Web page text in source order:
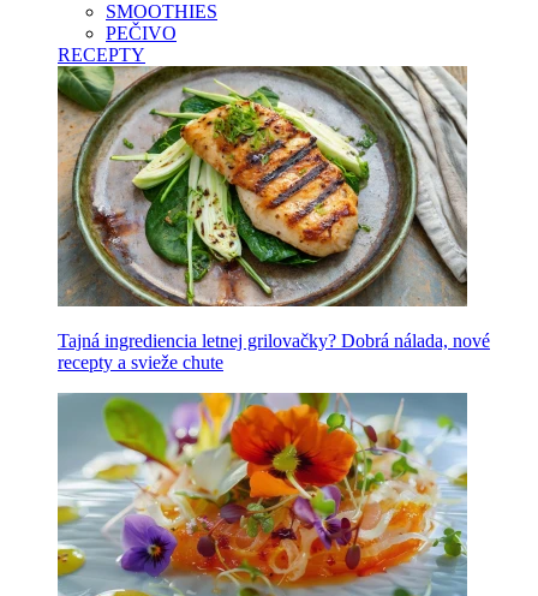
SMOOTHIES
PEČIVO
RECEPTY
Tajná ingrediencia letnej grilovačky? Dobrá nálada, nové
recepty a svieže chute